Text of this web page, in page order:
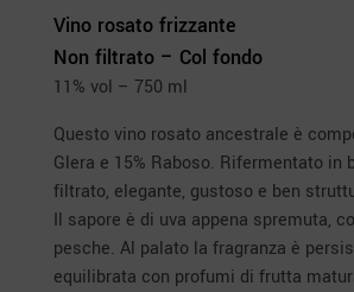
Vino rosato frizzante
Non filtrato – Col fondo
11% vol – 750 ml
Questo vino rosato ancestrale è
Glera e 15% Raboso. Rifermentato in
filtrato, elegante, gustoso e ben
Il sapore è di uva appena spremuta,
pesche. Al palato la fragranza è
equilibrata con profumi di frutta